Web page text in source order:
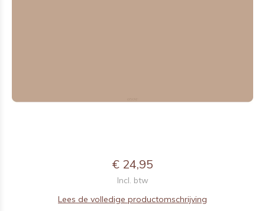
€ 24,95
Incl. btw
Lees de volledige productomschrijving